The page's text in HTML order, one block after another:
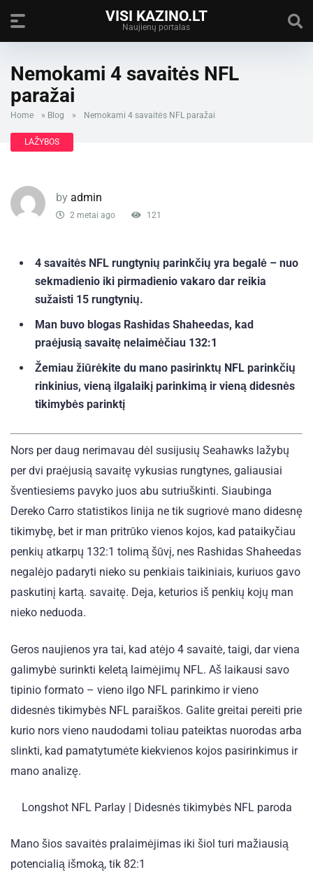
VISI KAZINO.LT
Naujienų portalas
Nemokami 4 savaitės NFL
paražai
Home » Blog » Nemokami 4 savaitės NFL paražai
LAŽYBOS
by admin
2 metai ago 121
4 savaitės NFL rungtynių parinkčių yra begalė – nuo
​​sekmadienio iki pirmadienio vakaro dar reikia
sužaisti 15 rungtynių.
Man buvo blogas Rashidas Shaheedas, kad
praėjusią savaitę nelaimėčiau 132:1
Žemiau žiūrėkite du mano pasirinktų NFL parinkčių
rinkinius, vieną ilgalaikį parinkimą ir vieną didesnės
tikimybės parinktį
Nors per daug nerimavau dėl susijusių Seahawks lažybų
per dvi praėjusią savaitę vykusias rungtynes, galiausiai
šventiesiems pavyko juos abu sutriuškinti. Siaubinga
Dereko Carro statistikos linija ne tik sugriovė mano didesnę
tikimybę, bet ir man pritrūko vienos kojos, kad pataikyčiau
penkių atkarpų 132:1 tolimą šūvį, nes Rashidas Shaheedas
negalėjo padaryti nieko su penkiais taikiniais, kuriuos gavo
paskutinį kartą. savaitę. Deja, keturios iš penkių kojų man
nieko neduoda.
Geros naujienos yra tai, kad atėjo 4 savaitė, taigi, dar viena
galimybė surinkti keletą laimėjimų NFL. Aš laikausi savo
tipinio formato – vieno ilgo NFL parinkimo ir vieno
didesnės tikimybės NFL paraiškos. Galite greitai pereiti prie
kurio nors vieno naudodami toliau pateiktas nuorodas arba
slinkti, kad pamatytumėte kiekvienos kojos pasirinkimus ir
mano analizę.
Longshot NFL Parlay | Didesnės tikimybės NFL paroda
Mano šios savaitės pralaimėjimas iki šiol turi mažiausią
potencialią išmoką, tik 82:1